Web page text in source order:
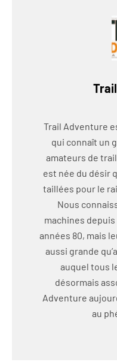
Trail Adventure
qui connaît un
amateurs de
est née du désir
taillées pour le
Nous
machines depuis
années 80, mais
aussi grande
auquel tous
désormais
Adventure
au